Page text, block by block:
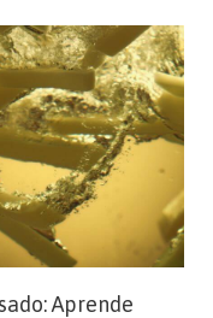
Aprende